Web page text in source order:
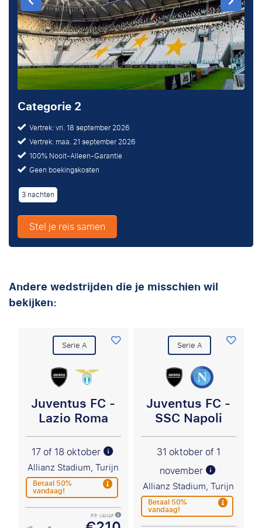
Categorie 2
Vertrek: vri. 18 september 2026
Vertrek: maa. 21 september 2026
100% Nooit-Alleen-Garantie
Geen boekingskosten
3 nachten
Stel je reis samen
Andere wedstrijden die je misschien wil
bekijken:
Serie A
Juventus FC -
Lazio Roma
17 of 18 oktober
Allianz Stadium, Turijn
Betaal 50%
vandaag!
P.P. VANAF
Serie A
Juventus FC -
SSC Napoli
31 oktober of 1
november
Allianz Stadium, Turijn
Betaal 50%
vandaag!